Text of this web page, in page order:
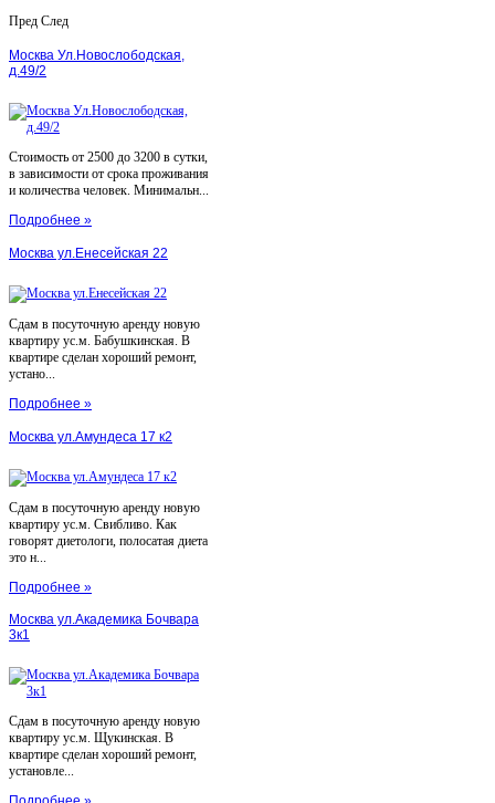
Пред След
Москва Ул.Новослободская,
д.49/2
Стоимость от 2500 до 3200 в сутки,
в зависимости от срока проживания
и количества человек. Минимальн...
Подробнее »
Москва ул.Енесейская 22
Сдам в посуточную аренду новую
квартиру ус.м. Бабушкинская. В
квартире сделан хороший ремонт,
устано...
Подробнее »
Москва ул.Амундеса 17 к2
Сдам в посуточную аренду новую
квартиру ус.м. Свибливо. Как
говорят диетологи, полосатая диета
это н...
Подробнее »
Москва ул.Академика Бочвара
3к1
Сдам в посуточную аренду новую
квартиру ус.м. Щукинская. В
квартире сделан хороший ремонт,
установле...